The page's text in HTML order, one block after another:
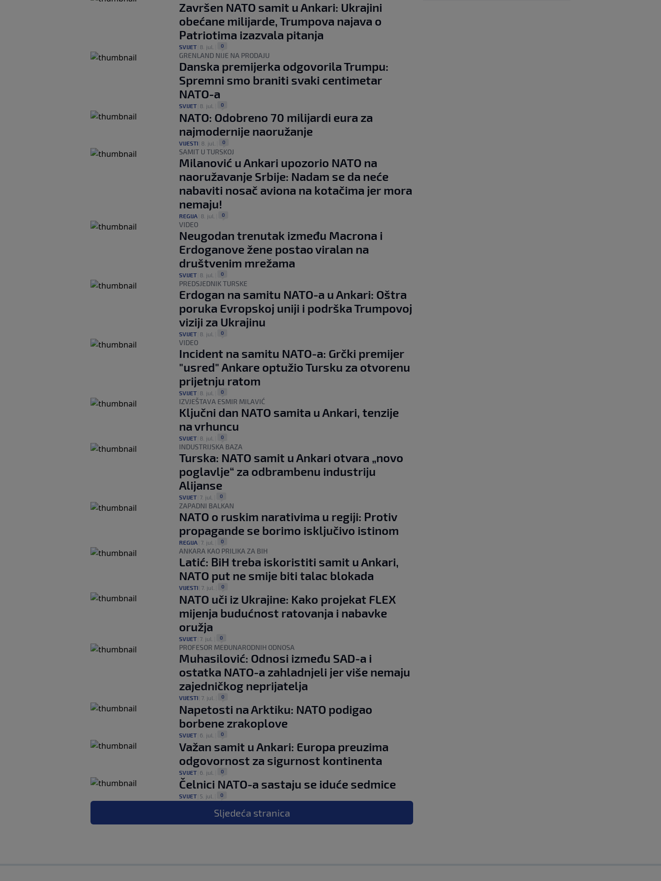
Završen NATO samit u Ankari: Ukrajini
obećane milijarde, Trumpova najava o
Patriotima izazvala pitanja
SVIJET 8. jul. 0
GRENLAND NIJE NA PRODAJU
Danska premijerka odgovorila Trumpu:
Spremni smo braniti svaki centimetar
NATO-a
SVIJET 8. jul. 0
NATO: Odobreno 70 milijardi eura za
najmodernije naoružanje
VIJESTI 8. jul. 0
SAMIT U TURSKOJ
Milanović u Ankari upozorio NATO na
naoružavanje Srbije: Nadam se da neće
nabaviti nosač aviona na kotačima jer mora
nemaju!
REGIJA 8. jul. 0
VIDEO
Neugodan trenutak između Macrona i
Erdoganove žene postao viralan na
društvenim mrežama
SVIJET 8. jul. 0
PREDSJEDNIK TURSKE
Erdogan na samitu NATO-a u Ankari: Oštra
poruka Evropskoj uniji i podrška Trumpovoj
viziji za Ukrajinu
SVIJET 8. jul. 0
VIDEO
Incident na samitu NATO-a: Grčki premijer
"usred" Ankare optužio Tursku za otvorenu
prijetnju ratom
SVIJET 8. jul. 0
IZVJEŠTAVA ESMIR MILAVIĆ
Ključni dan NATO samita u Ankari, tenzije
na vrhuncu
SVIJET 8. jul. 0
INDUSTRIJSKA BAZA
Turska: NATO samit u Ankari otvara „novo
poglavlje“ za odbrambenu industriju
Alijanse
SVIJET 7. jul. 0
ZAPADNI BALKAN
NATO o ruskim narativima u regiji: Protiv
propagande se borimo isključivo istinom
REGIJA 7. jul. 0
ANKARA KAO PRILIKA ZA BIH
Latić: BiH treba iskoristiti samit u Ankari,
NATO put ne smije biti talac blokada
VIJESTI 7. jul. 0
NATO uči iz Ukrajine: Kako projekat FLEX
mijenja budućnost ratovanja i nabavke
oružja
SVIJET 7. jul. 0
PROFESOR MEĐUNARODNIH ODNOSA
Muhasilović: Odnosi između SAD-a i
ostatka NATO-a zahladnjeli jer više nemaju
zajedničkog neprijatelja
VIJESTI 7. jul. 0
Napetosti na Arktiku: NATO podigao
borbene zrakoplove
SVIJET 6. jul. 0
Važan samit u Ankari: Europa preuzima
odgovornost za sigurnost kontinenta
SVIJET 6. jul. 0
Čelnici NATO-a sastaju se iduće sedmice
SVIJET 5. jul. 0
Sljedeća stranica